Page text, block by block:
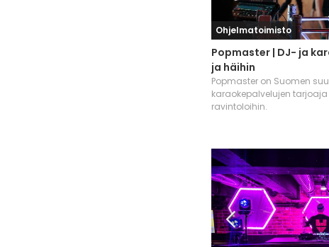
Ohjelmatoimisto
Popmaster | DJ- ja
ja häihin
Popmaster on Suomen
karaokepalvelujen
ravintoloihin.